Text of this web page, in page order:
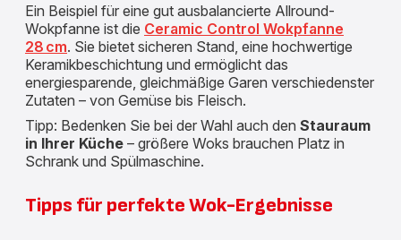
Ein Beispiel für eine gut ausbalancierte Allround-
Wokpfanne ist die Ceramic Control Wokpfanne
28 cm. Sie bietet sicheren Stand, eine hochwertige
Keramikbeschichtung und ermöglicht das
energiesparende, gleichmäßige Garen verschiedenster
Zutaten – von Gemüse bis Fleisch.
Tipp: Bedenken Sie bei der Wahl auch den Stauraum
in Ihrer Küche – größere Woks brauchen Platz in
Schrank und Spülmaschine.
Tipps für perfekte Wok-Ergebnisse